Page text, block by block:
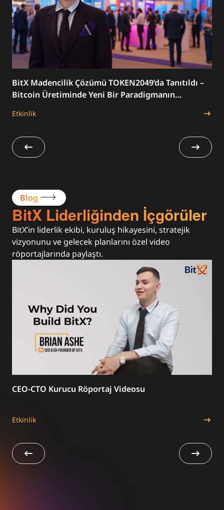
BitX Madencilik Çözümü TOKEN2049’da Tanıtıldı –
Bitcoin Üretiminde Yeni Bir Paradigmanın
Etkinlik
Blog
BitX Liderliğinden İçgörüler
BitX’in liderlik ekibi, kuruluş hikayesini, stratejik
vizyonunu ve gelecek planlarını özel video
röportajlarında paylaştı.
CEO-CTO Kurucu Röportaj Videosu
Etkinlik